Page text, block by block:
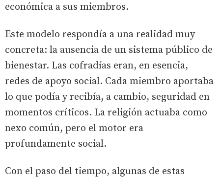
económica a sus miembros.
Este modelo respondía a una realidad muy
concreta: la ausencia de un sistema público de
bienestar. Las cofradías eran, en esencia,
redes de apoyo social. Cada miembro aportaba
lo que podía y recibía, a cambio, seguridad en
momentos críticos. La religión actuaba como
nexo común, pero el motor era
profundamente social.
Con el paso del tiempo, algunas de estas